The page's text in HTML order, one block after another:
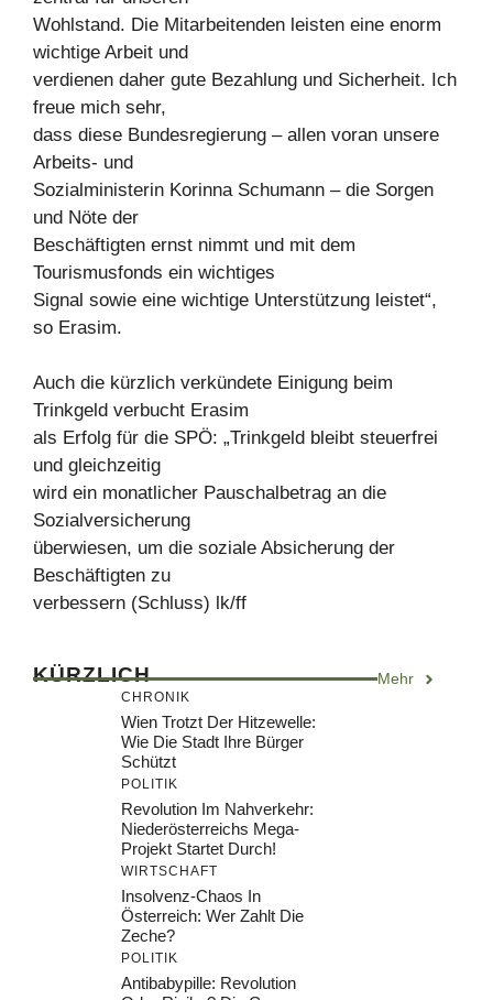
Wohlstand. Die Mitarbeitenden leisten eine enorm
wichtige Arbeit und
verdienen daher gute Bezahlung und Sicherheit. Ich
freue mich sehr,
dass diese Bundesregierung – allen voran unsere
Arbeits- und
Sozialministerin Korinna Schumann – die Sorgen
und Nöte der
Beschäftigten ernst nimmt und mit dem
Tourismusfonds ein wichtiges
Signal sowie eine wichtige Unterstützung leistet“,
so Erasim.
Auch die kürzlich verkündete Einigung beim
Trinkgeld verbucht Erasim
als Erfolg für die SPÖ: „Trinkgeld bleibt steuerfrei
und gleichzeitig
wird ein monatlicher Pauschalbetrag an die
Sozialversicherung
überwiesen, um die soziale Absicherung der
Beschäftigten zu
verbessern (Schluss) lk/ff
KÜRZLICH Mehr
CHRONIK
Wien Trotzt Der Hitzewelle:
Wie Die Stadt Ihre Bürger
Schützt
POLITIK
Revolution Im Nahverkehr:
Niederösterreichs Mega-
Projekt Startet Durch!
WIRTSCHAFT
Insolvenz-Chaos In
Österreich: Wer Zahlt Die
Zeche?
POLITIK
Antibabypille: Revolution